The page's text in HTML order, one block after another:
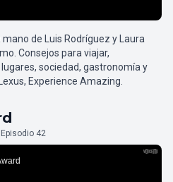
de Luis Rodríguez y Laura
Consejos para viajar,
sociedad, gastronomía y
Experience Amazing.
Episodio 42